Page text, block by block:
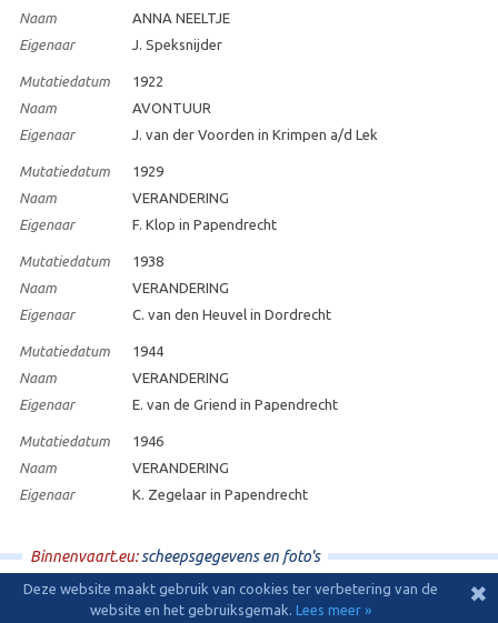
Naam
ANNA NEELTJE
Eigenaar
J. Speksnijder
Mutatiedatum
1922
Naam
AVONTUUR
Eigenaar
J. van der Voorden in Krimpen a/d Lek
Mutatiedatum
1929
Naam
VERANDERING
Eigenaar
F. Klop in Papendrecht
Mutatiedatum
1938
Naam
VERANDERING
Eigenaar
C. van den Heuvel in Dordrecht
Mutatiedatum
1944
Naam
VERANDERING
Eigenaar
E. van de Griend in Papendrecht
Mutatiedatum
1946
Naam
VERANDERING
Eigenaar
K. Zegelaar in Papendrecht
Binnenvaart.eu:scheepsgegevens en foto's
© 2009 - 2026 - Binnenvaart.eu| disclaimer |ontwerp en hosting:Effusion
✖
Deze website maakt gebruik van cookies ter verbetering van de
website en het gebruiksgemak. Lees meer »